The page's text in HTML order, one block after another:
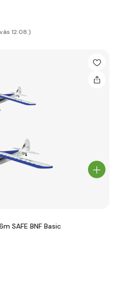
12.08.)
SAFE BNF Basic